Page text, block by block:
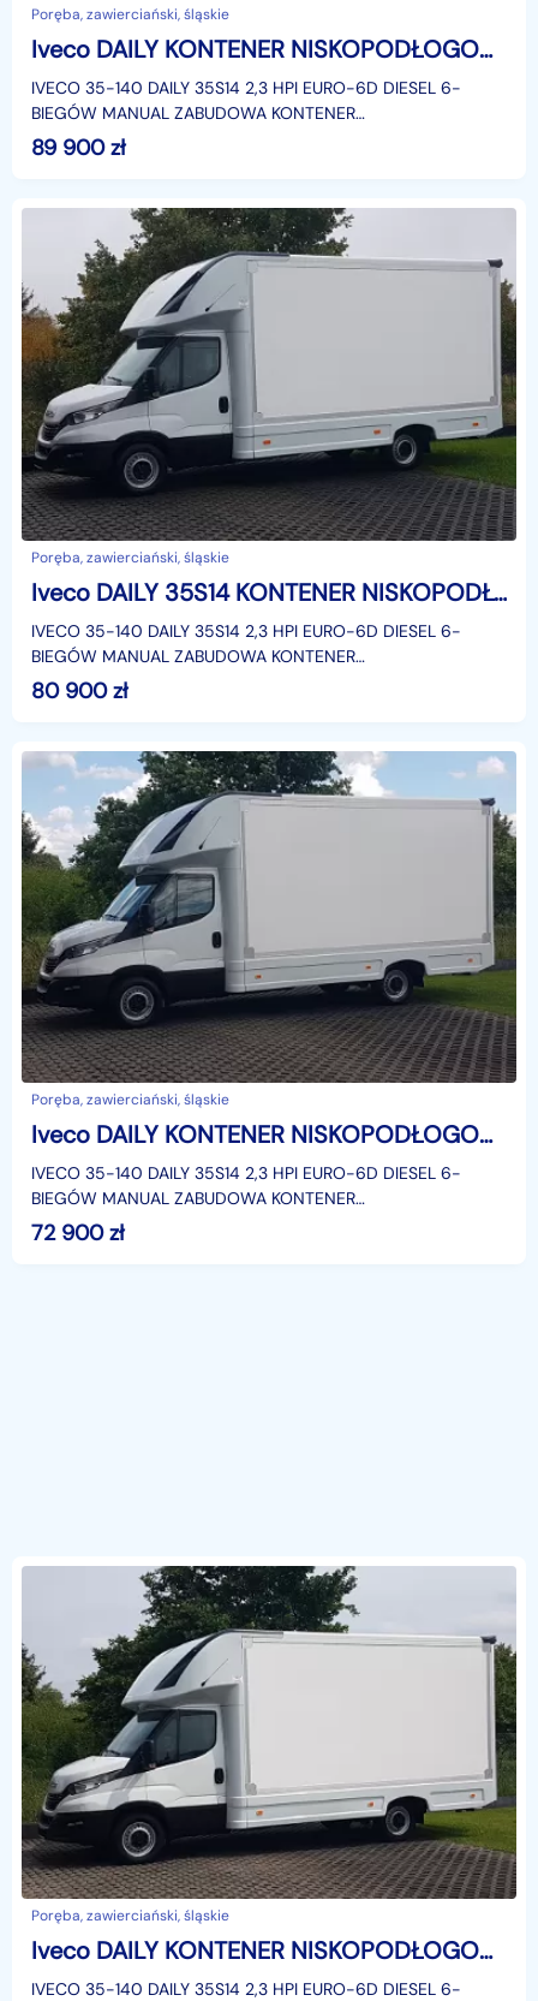
Poręba, zawierciański, śląskie
Iveco DAILY KONTENER NISKOPODŁOGOWY 4,43x2,23x2,42 SKLEP BAR KAMPER KLIMA KRAJOWY
IVECO 35-140 DAILY 35S14 2,3 HPI EURO-6D DIESEL 6-
BIEGÓW MANUAL ZABUDOWA KONTENER
NISKOPODŁOGOWY 4,43x2,23x2,42 LAMAR LAMBOX
KLIMATYZACJA DMC: 3500 KG KATEGORIA
89 900zł
Poręba, zawierciański, śląskie
Iveco DAILY 35S14 KONTENER NISKOPODŁOGOWY 4,43x2,23x2,43 KAMPER SKLEP KONIOWÓZ
IVECO 35-140 DAILY 35S14 2,3 HPI EURO-6D DIESEL 6-
BIEGÓW MANUAL ZABUDOWA KONTENER
NISKOPODŁOGOWY 4,43x2,23x2,43 LAMAR LAMBOX
KLIMATYZACJA DMC: 3500 KG KATEGORIA
80 900zł
Poręba, zawierciański, śląskie
Iveco DAILY KONTENER NISKOPODŁOGOWY 4,43x2,23x2,42 KAMPER FOODTRUCK BAR SKLEP AC
IVECO 35-140 DAILY 35S14 2,3 HPI EURO-6D DIESEL 6-
BIEGÓW MANUAL ZABUDOWA KONTENER
NISKOPODŁOGOWY 4,43x2,23x2,42 LAMAR LAMBOX
KLIMATYZACJA DMC: 3500 KG KATEGORIA
72 900zł
Poręba, zawierciański, śląskie
Iveco DAILY KONTENER NISKOPODŁOGOWY 4,43x2,23x2,42 SKLEP FOODTRUCK BAR KAMPER AC
IVECO 35-140 DAILY 35S14 2,3 HPI EURO-6D DIESEL 6-